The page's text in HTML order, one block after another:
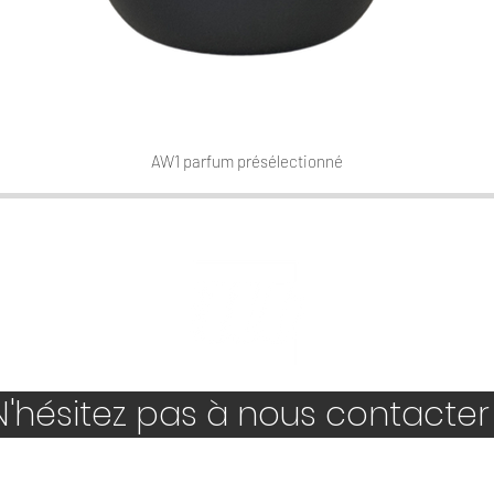
Aperçu rapide
AW1 parfum présélectionné
pas à nous